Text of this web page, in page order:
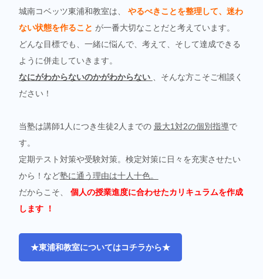
城南コベッツ東浦和教室は、 やるべきことを整理して、迷わ
ない状態を作ること が一番大切なことだと考えています。
どんな目標でも、一緒に悩んで、考えて、そして達成できる
ように併走していきます。
なにがわからないのかがわからない
、そんな方こそご相談く
ださい！
当塾は講師1人につき生徒2人までの 最大1対2の個別指導で
す。
定期テスト対策や受験対策。検定対策に日々を充実させたい
から！など塾に通う理由は十人十色。
だからこそ、 個人の授業進度に合わせたカリキュラムを作成
します ！
★東浦和教室についてはコチラから★